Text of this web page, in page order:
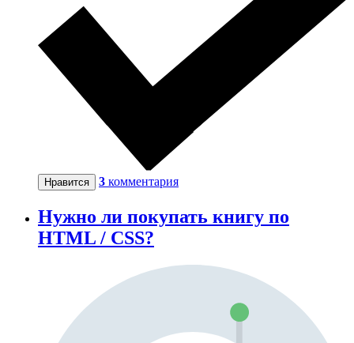
Нравится 3 комментария
Нужно ли покупать книгу по
HTML / CSS?